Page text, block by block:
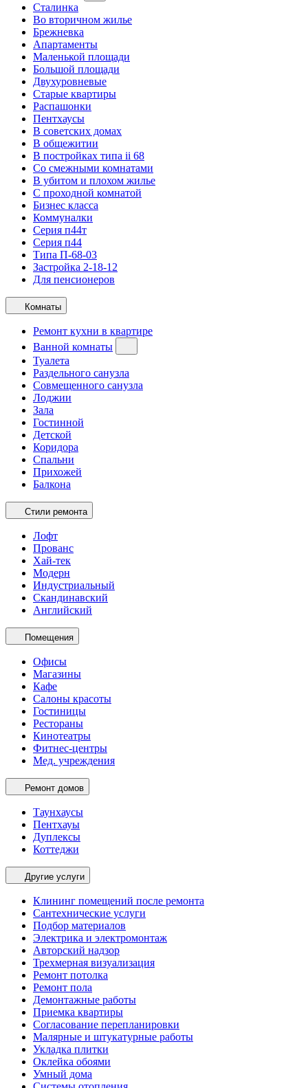
Сталинка
Во вторичном жилье
Брежневка
Апартаменты
Маленькой площади
Большой площади
Двухуровневые
Старые квартиры
Распашонки
Пентхаусы
В советских домах
В общежитии
В постройках типа ii 68
Со смежными комнатами
В убитом и плохом жилье
С проходной комнатой
Бизнес класса
Коммуналки
Серия п44т
Серия п44
Типа П-68-03
Застройка 2-18-12
Для пенсионеров
Комнаты
Ремонт кухни в квартире
Ванной комнаты
Туалета
Раздельного санузла
Совмещенного санузла
Лоджии
Зала
Гостинной
Детской
Коридора
Спальни
Прихожей
Балкона
Стили ремонта
Лофт
Прованс
Хай-тек
Модерн
Индустриальный
Скандинавский
Английский
Помещения
Офисы
Магазины
Кафе
Салоны красоты
Гостиницы
Рестораны
Кинотеатры
Фитнес-центры
Мед. учреждения
Ремонт домов
Таунхаусы
Пентхауы
Дуплексы
Коттеджи
Другие услуги
Клининг помещений после ремонта
Сантехнические услуги
Подбор материалов
Электрика и электромонтаж
Авторский надзор
Трехмерная визуализация
Ремонт потолка
Ремонт пола
Демонтажные работы
Приемка квартиры
Согласование перепланировки
Малярные и штукатурные работы
Укладка плитки
Оклейка обоями
Умный дома